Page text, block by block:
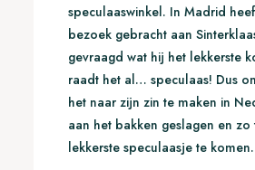
speculaaswinkel. In Madrid
bezoek gebracht aan
gevraagd wat hij het lekkerste
raadt het al… speculaas! Dus
het naar zijn zin te maken in
aan het bakken geslagen en zo
lekkerste speculaasje te komen.